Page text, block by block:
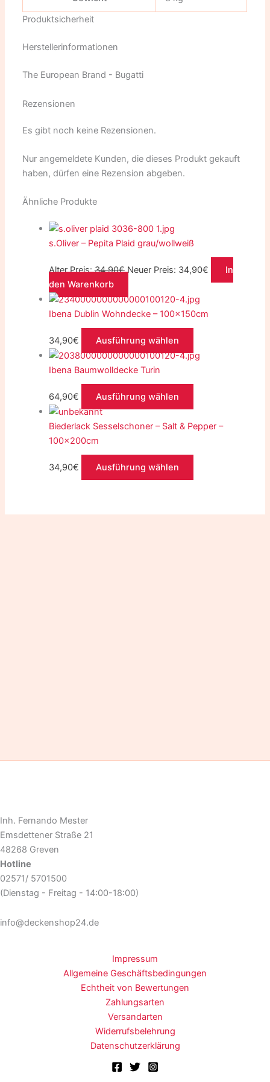
Produktsicherheit
Herstellerinformationen
The European Brand - Bugatti
Rezensionen
Es gibt noch keine Rezensionen.
Nur angemeldete Kunden, die dieses Produkt gekauft
haben, dürfen eine Rezension abgeben.
Ähnliche Produkte
s.Oliver – Pepita Plaid grau/wollweiß
Alter Preis: 34,90€ Neuer Preis: 34,90€
In
den Warenkorb
Ibena Dublin Wohndecke – 100x150cm
34,90€ Ausführung wählen
Ibena Baumwolldecke Turin
64,90€ Ausführung wählen
Biederlack Sesselschoner – Salt & Pepper –
100x200cm
34,90€ Ausführung wählen
Inh. Fernando Mester
Emsdettener Straße 21
48268 Greven
Hotline
02571/ 5701500
(Dienstag - Freitag - 14:00-18:00)
info@deckenshop24.de
Impressum
Allgemeine Geschäftsbedingungen
Echtheit von Bewertungen
Zahlungsarten
Versandarten
Widerrufsbelehrung
Datenschutzerklärung